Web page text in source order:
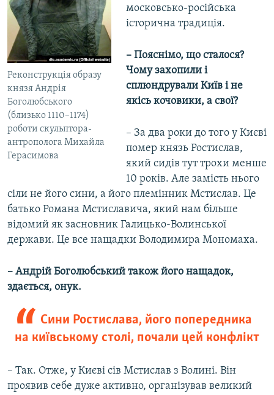
Реконструкція образу
князя Андрія
Боголюбського
(близько 1110–1174)
роботи скульптора-
антрополога Михайла
Герасимова
московсько-російська
історична традиція.
– Пояснімо, що сталося?
Чому захопили і
сплюндрували Київ і не
якісь кочовики, а свої?
– За два роки до того у Києві
помер князь Ростислав,
який сидів тут трохи менше
10 років. Але замість нього
сіли не його сини, а його племінник Мстислав. Це
батько Романа Мстиславича, який нам більше
відомий як засновник Галицько-Волинської
держави. Це все нащадки Володимира Мономаха.
– Андрій Боголюбський також його нащадок,
здається, онук.
Сини Ростислава, його попередника
на київському столі, почали цей конфлікт
– Так. Отже, у Києві сів Мстислав з Волині. Він
проявив себе дуже активно, організував великий